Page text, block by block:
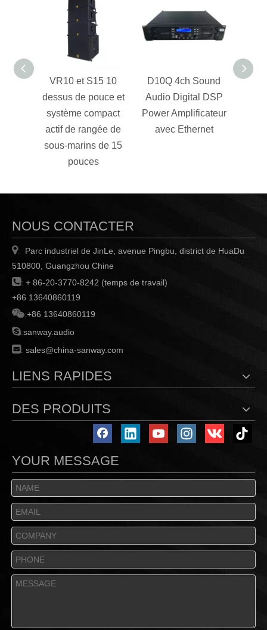
VR10 et S15 10
dessus de pouce et
système compact
actif de rangée de
sous-marins de 15
pouces
D10Q 4ch Sound
Audio Digital DSP
Power Amplificateur
avec Ethernet
NOUS CONTACTER
:
Parc industriel de JinLe, avenue Pingbu, district de HuaDu
510800, Guangzhou Chine
: + 86-20-3770-8242 (temps de travail)
+86 13640860119
:+86 13640860119
:sanway.audio
: sales@china-sanway.com
LIENS RAPIDES
DES PRODUITS
YOUR MESSAGE